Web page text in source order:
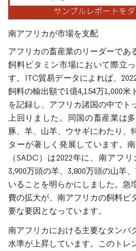
南アフリカが市場を支配
アフリカの畜産業のリーダーであ
飼料ビタミン市場において際立
す。ITC貿易データによれば、
飼料の輸出額で1億4,154万1,000
を記録し、アフリカ諸国の中でト
上回りました。同国の畜産業は
豚、羊、山羊、ウサギにわたり、
ターが著しく発展しています。
（SADC）は2022年に、南アフリ
3,900万頭の羊、3,800万頭の山羊
いることを明らかにしました。急
費の拡大が、南アフリカの飼料ビ
要な要因となっています。
南アフリカにおける主要なタンパ
水準が上昇しています。このトレ